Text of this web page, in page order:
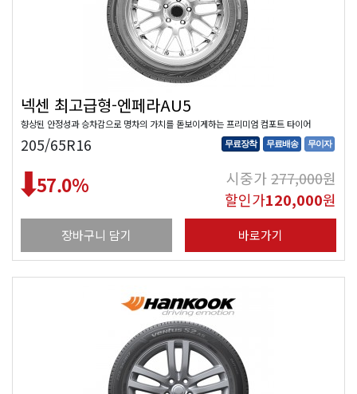
넥센 최고급형-엔페라AU5
향상된 안정성과 승차감으로 명차의 가치를 돋보이게하는 프리미엄 컴포트 타이어
205/65R16 무료장착 무료배송 무이자
57.0% 시중가277,000원
할인가120,000원
장바구니 담기 바로가기